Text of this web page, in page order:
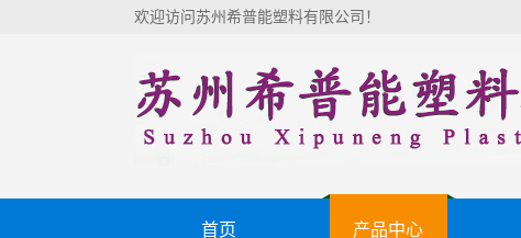
欢迎访问苏州希普能塑料有限公司！
首页 产品中心